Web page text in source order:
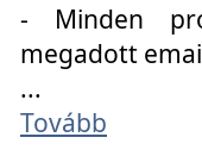
- Minden
megadott
...
Tovább